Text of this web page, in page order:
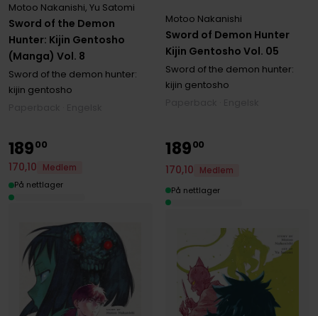
Sword of the Demon
Hunter: Kijin Gentosho
(Manga) Vol. 8
Motoo Nakanishi, Yu Satomi
Sword of the demon hunter:
kijin gentosho
Sword of Demon Hunter
Kijin Gentosho Vol. 05
Motoo Nakanishi
Sword of the demon hunter:
kijin gentosho
18900
170,10
Medlem
På nettlager
18900
170,10
Medlem
På nettlager